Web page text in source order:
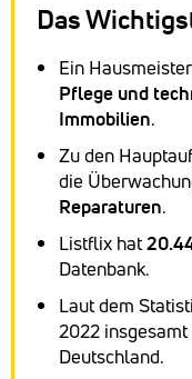
Das
Ein
Pflege und
Immobilien.
Zu den
die
Reparaturen.
Listflix hat
Datenbank.
Laut dem
2022 insgesamt
Deutschland.